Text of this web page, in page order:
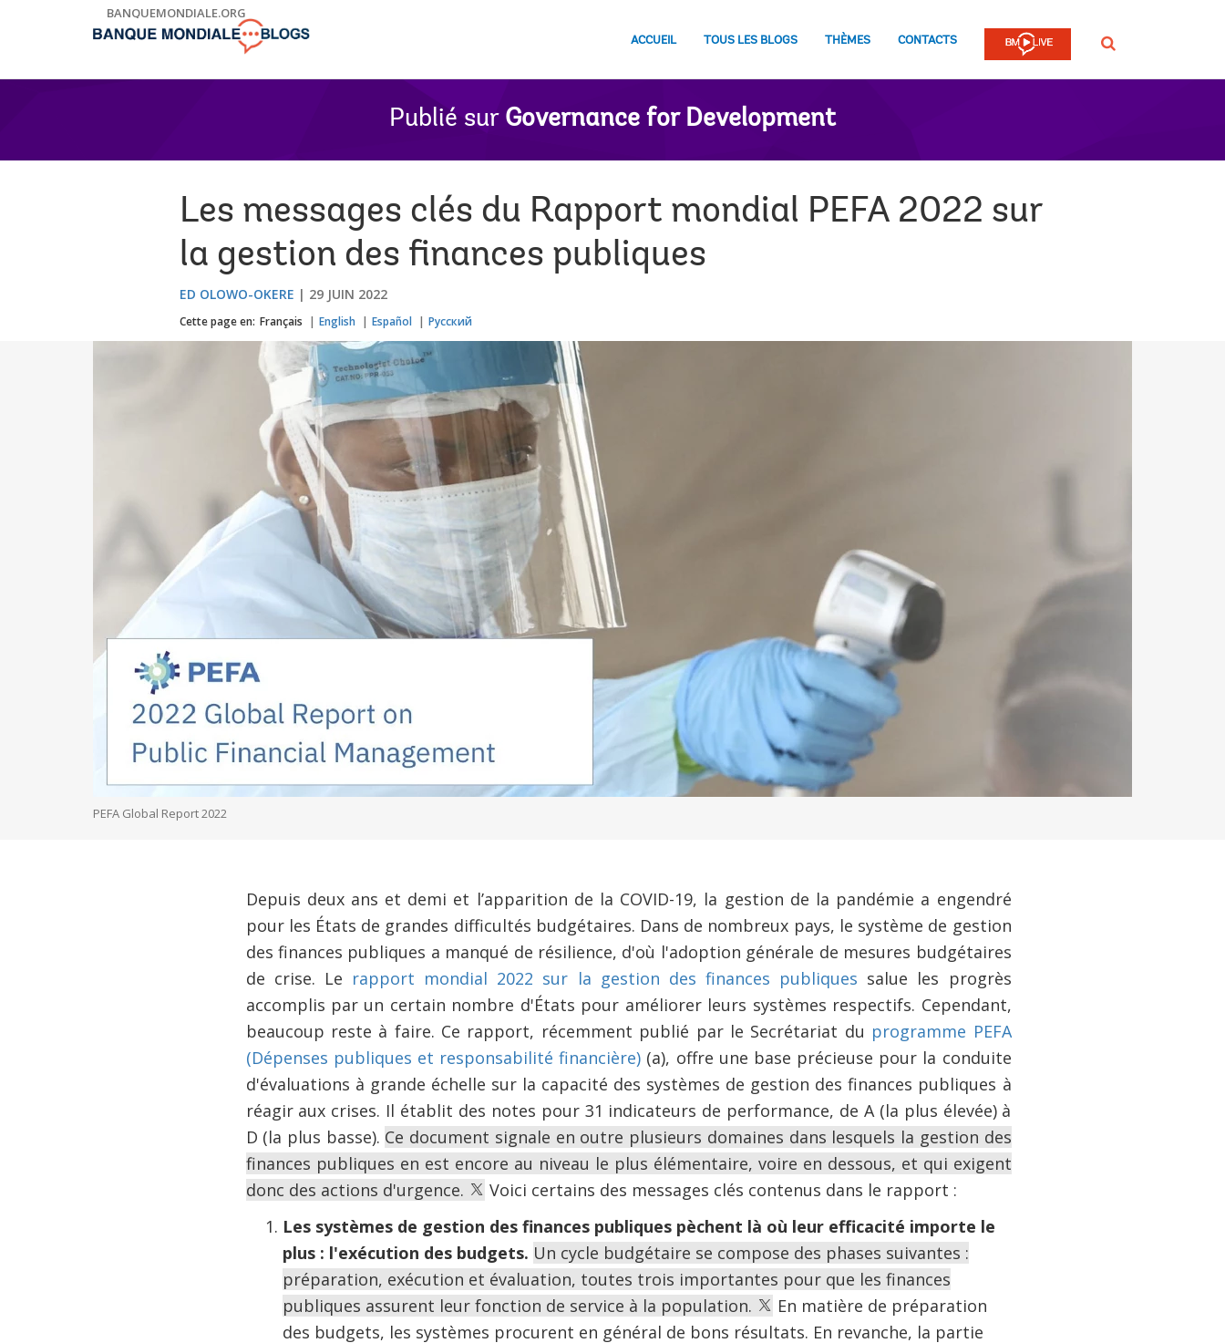
BANQUEMONDIALE.ORG
ACCUEIL TOUS LES BLOGS THÈMES CONTACTS Rechercher
Publié sur Governance for Development
Les messages clés du Rapport mondial PEFA 2022 sur
la gestion des finances publiques
ED OLOWO-OKERE 29 JUIN 2022
Cette page en: Français English Español Русский
PEFA Global Report 2022
Depuis deux ans et demi et l’apparition de la COVID-19, la gestion de la pandémie a engendré
pour les États de grandes difficultés budgétaires. Dans de nombreux pays, le système de gestion
des finances publiques a manqué de résilience, d'où l'adoption générale de mesures budgétaires
de crise. Le rapport mondial 2022 sur la gestion des finances publiques salue les progrès
accomplis par un certain nombre d'États pour améliorer leurs systèmes respectifs. Cependant,
beaucoup reste à faire. Ce rapport, récemment publié par le Secrétariat du programme PEFA
(Dépenses publiques et responsabilité financière) (a), offre une base précieuse pour la conduite
d'évaluations à grande échelle sur la capacité des systèmes de gestion des finances publiques à
réagir aux crises. Il établit des notes pour 31 indicateurs de performance, de A (la plus élevée) à
D (la plus basse). Ce document signale en outre plusieurs domaines dans lesquels la gestion des
finances publiques en est encore au niveau le plus élémentaire, voire en dessous, et qui exigent
donc des actions d'urgence.
Voici certains des messages clés contenus dans le rapport :
Les systèmes de gestion des finances publiques pèchent là où leur efficacité importe le
plus : l'exécution des budgets. Un cycle budgétaire se compose des phases suivantes :
préparation, exécution et évaluation, toutes trois importantes pour que les finances
publiques assurent leur fonction de service à la population.
En matière de préparation
des budgets, les systèmes procurent en général de bons résultats. En revanche, la partie